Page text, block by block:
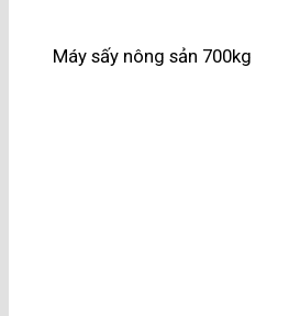
Máy sấy nông sản 700kg